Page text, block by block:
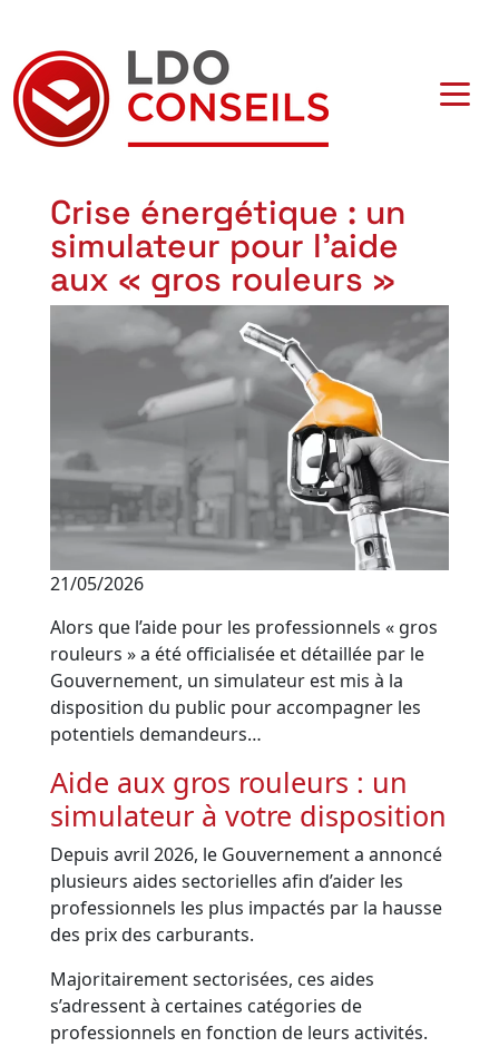
Navigation principale
Crise énergétique : un
simulateur pour l’aide
aux « gros rouleurs »
21/05/2026
Alors que l’aide pour les professionnels « gros
rouleurs » a été officialisée et détaillée par le
Gouvernement, un simulateur est mis à la
disposition du public pour accompagner les
potentiels demandeurs…
Aide aux gros rouleurs : un
simulateur à votre disposition
Depuis avril 2026, le Gouvernement a annoncé
plusieurs aides sectorielles afin d’aider les
professionnels les plus impactés par la hausse
des prix des carburants.
Majoritairement sectorisées, ces aides
s’adressent à certaines catégories de
professionnels en fonction de leurs activités.